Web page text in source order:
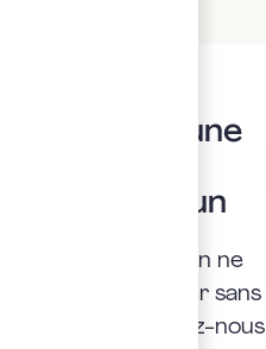
Vous avez une
Posez là à un
Une interrogation ne
doit jamais rester sans
réponse. Confiez-nous